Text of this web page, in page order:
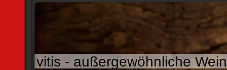
vitis - außergewöhnliche